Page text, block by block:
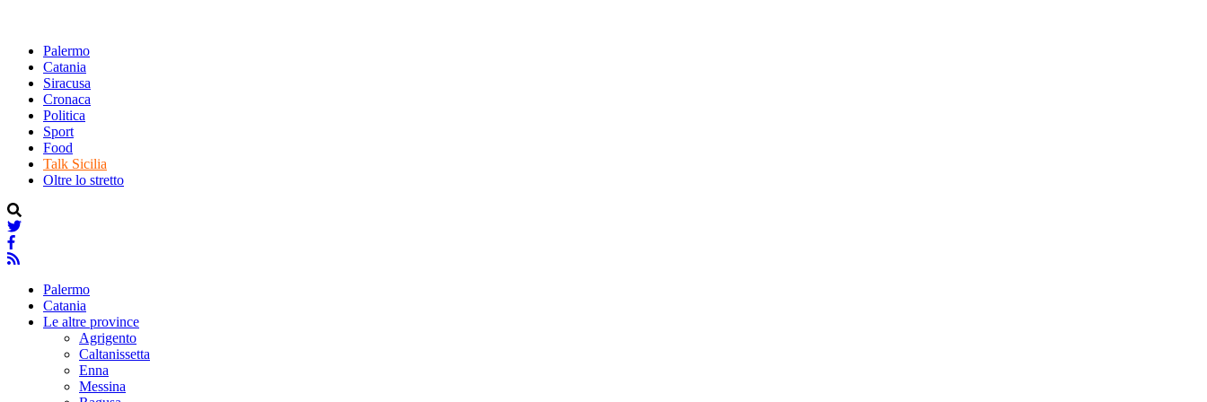
Palermo
Catania
Siracusa
Cronaca
Politica
Sport
Food
Talk Sicilia
Oltre lo stretto
Palermo
Catania
Le altre province
Agrigento
Caltanissetta
Enna
Messina